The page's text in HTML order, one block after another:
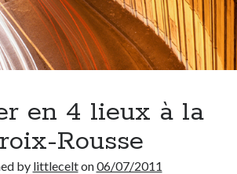
en 4 lieux à la
Rousse
by littlecelton06/07/2011